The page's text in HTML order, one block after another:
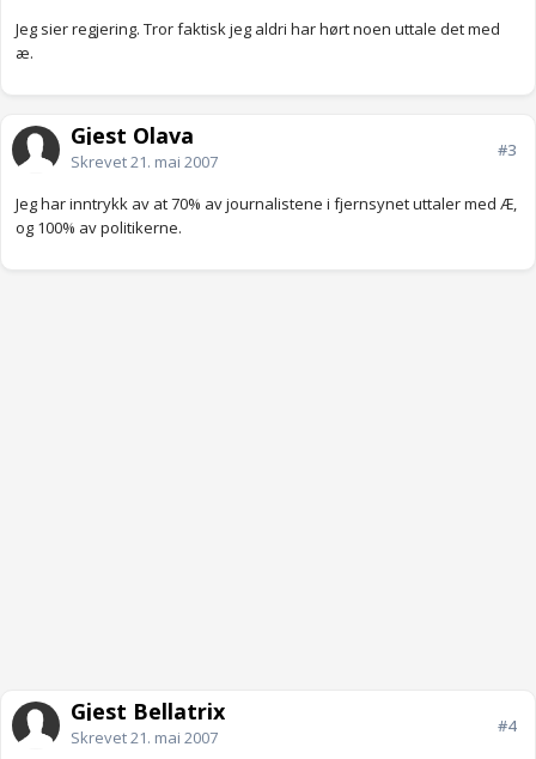
Jeg sier regjering. Tror faktisk jeg aldri har hørt noen uttale det med
æ.
Gjest Olava
Skrevet21. mai 2007
#3
Jeg har inntrykk av at 70% av journalistene i fjernsynet uttaler med Æ,
og 100% av politikerne.
Gjest Bellatrix
Skrevet21. mai 2007
#4